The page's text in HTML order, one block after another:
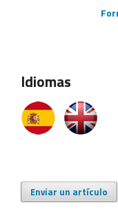
Idiomas
Enviar un artículo